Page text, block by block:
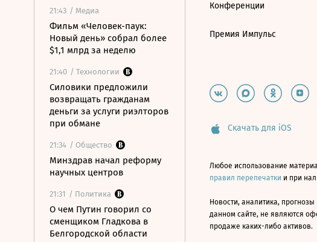
21:43 / Медиа
Фильм «Человек-паук:
Новый день» собрал более
$1,1 млрд за неделю
21:40 / Технологии
Силовики предложили
возвращать гражданам
деньги за услуги риэлторов
при обмане
21:34 / Общество
Минздрав начал реформу
научных центров
21:31 / Политика
О чем Путин говорил со
сменщиком Гладкова в
Белгородской области
Конференции
Премия Импульс
Скачать для iOS
Любое использование
правил перепечатки и при
Новости, аналитика,
данном сайте, не являются
продаже каких-либо активов.